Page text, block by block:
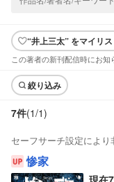
“井上三太” をマイリ
この著者の新刊配信時にお知
絞り込み
7件(1/1)
セーフサーチ設定によ
惨家
現在